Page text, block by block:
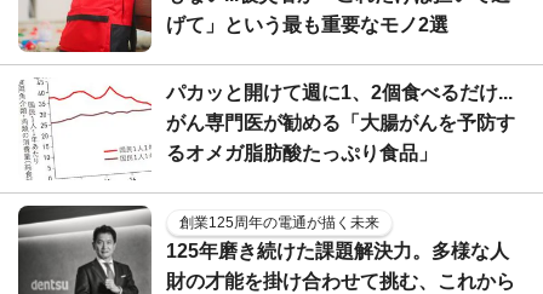
げて」という最も重要なモノ2選
パカッと開けて週に1、2個食べるだけ...
がん専門医が勧める「大腸がんを予防す
るオメガ脂肪酸たっぷり食品」
創業125周年の電通が描く未来
125年磨き続けた課題解決力。多様な人
財の才能を掛け合わせて挑む、これから